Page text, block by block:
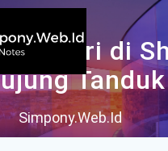
Skip
content
Tari di
Tanduk
Simpony.Web.Id